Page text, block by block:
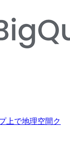
上で地理空間ク